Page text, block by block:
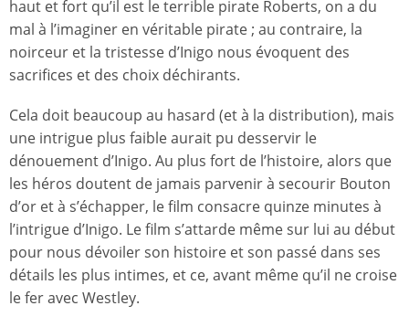
haut et fort qu’il est le terrible pirate Roberts, on a du
mal à l’imaginer en véritable pirate ; au contraire, la
noirceur et la tristesse d’Inigo nous évoquent des
sacrifices et des choix déchirants.
Cela doit beaucoup au hasard (et à la distribution), mais
une intrigue plus faible aurait pu desservir le
dénouement d’Inigo. Au plus fort de l’histoire, alors que
les héros doutent de jamais parvenir à secourir Bouton
d’or et à s’échapper, le film consacre quinze minutes à
l’intrigue d’Inigo. Le film s’attarde même sur lui au début
pour nous dévoiler son histoire et son passé dans ses
détails les plus intimes, et ce, avant même qu’il ne croise
le fer avec Westley.